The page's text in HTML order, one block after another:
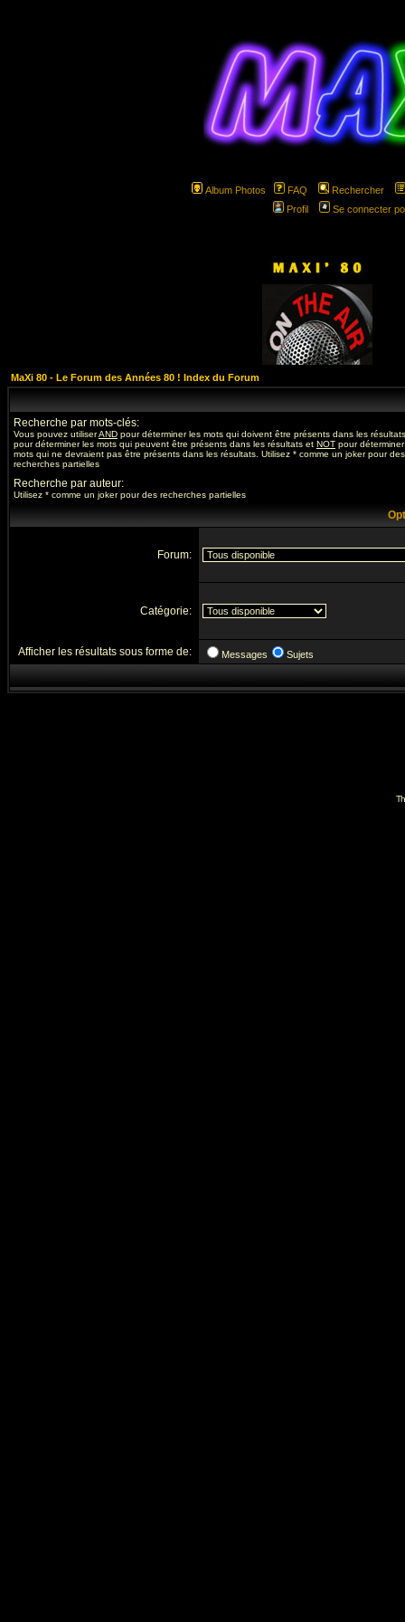
Album Photos FAQ
Rechercher
Profil
Se connecter
MaXi 80 - Le Forum des Années 80 ! Index du Forum
Recherche par mots-clés:
Vous pouvez utiliserAND pour déterminer les mots qui doivent être présents dans les
pour déterminer les mots qui peuvent être présents dans les résultats et NOT pour
mots qui ne devraient pas être présents dans les résultats. Utilisez * comme un joker pour des
recherches partielles
Recherche par auteur:
Utilisez * comme un joker pour des recherches partielles
Forum:
Catégorie:
Afficher les résultats sous forme de: Messages Sujets